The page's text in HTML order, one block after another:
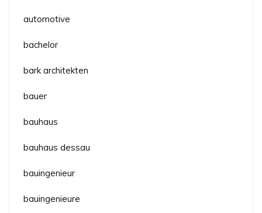
automotive
bachelor
bark architekten
bauer
bauhaus
bauhaus dessau
bauingenieur
bauingenieure